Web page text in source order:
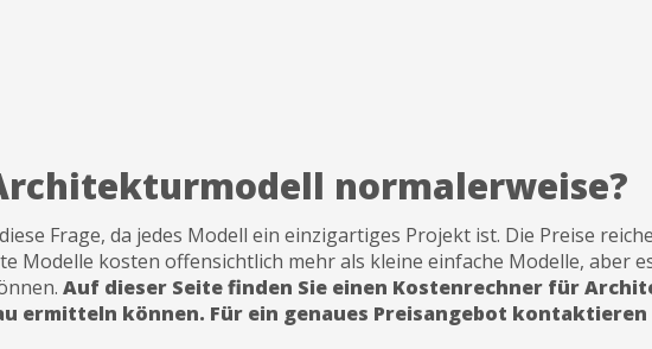
normalerweise?
Frage, da jedes Modell ein einzigartiges Projekt ist. Die Preise
Modelle kosten offensichtlich mehr als kleine einfache Modelle, aber
Auf dieser Seite finden Sie einen Kostenrechner für
ermitteln können. Für ein genaues Preisangebot kontaktieren